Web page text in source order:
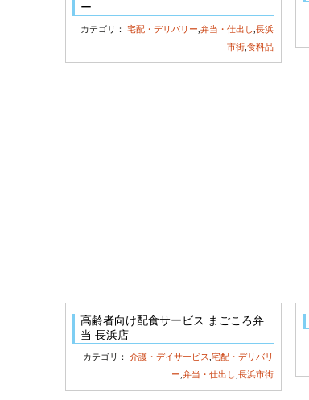
ー
カテゴリ：宅配・デリバリー ,弁当・仕出し ,長浜
市街 ,食料品
高齢者向け配食サービス まごころ弁
当 長浜店
カテゴリ：介護・デイサービス ,宅配・デリバリ
ー ,弁当・仕出し ,長浜市街